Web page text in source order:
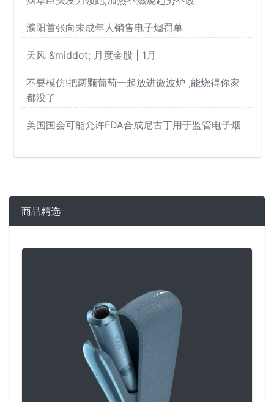
濮阳首张向未成年人销售电子烟罚单
天风 &middot; 月度金股 | 1月
不要模仿!把两颗葡萄一起放进微波炉 ,能烧得你家
都没了
美国国会可能允许FDA合成尼古丁用于监管电子烟
商品精选